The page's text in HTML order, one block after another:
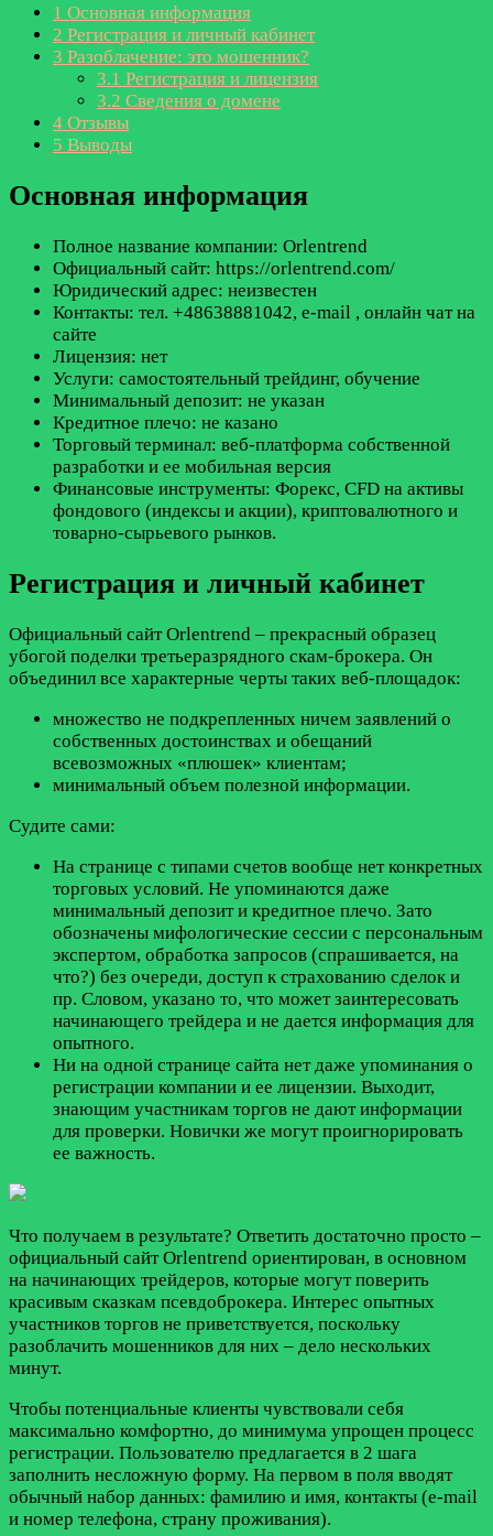
1 Основная информация
2 Регистрация и личный кабинет
3 Разоблачение: это мошенник?
3.1 Регистрация и лицензия
3.2 Сведения о домене
4 Отзывы
5 Выводы
Основная информация
Полное название компании: Orlentrend
Официальный сайт: https://orlentrend.com/
Юридический адрес: неизвестен
Контакты: тел. +48638881042, e-mail , онлайн чат на
сайте
Лицензия: нет
Услуги: самостоятельный трейдинг, обучение
Минимальный депозит: не указан
Кредитное плечо: не казано
Торговый терминал: веб-платформа собственной
разработки и ее мобильная версия
Финансовые инструменты: Форекс, CFD на активы
фондового (индексы и акции), криптовалютного и
товарно-сырьевого рынков.
Регистрация и личный кабинет
Официальный сайт Orlentrend – прекрасный образец
убогой поделки третьеразрядного скам-брокера. Он
объединил все характерные черты таких веб-площадок:
множество не подкрепленных ничем заявлений о
собственных достоинствах и обещаний
всевозможных «плюшек» клиентам;
минимальный объем полезной информации.
Судите сами:
На странице с типами счетов вообще нет конкретных
торговых условий. Не упоминаются даже
минимальный депозит и кредитное плечо. Зато
обозначены мифологические сессии с персональным
экспертом, обработка запросов (спрашивается, на
что?) без очереди, доступ к страхованию сделок и
пр. Словом, указано то, что может заинтересовать
начинающего трейдера и не дается информация для
опытного.
Ни на одной странице сайта нет даже упоминания о
регистрации компании и ее лицензии. Выходит,
знающим участникам торгов не дают информации
для проверки. Новички же могут проигнорировать
ее важность.
Что получаем в результате? Ответить достаточно просто –
официальный сайт Orlentrend ориентирован, в основном
на начинающих трейдеров, которые могут поверить
красивым сказкам псевдоброкера. Интерес опытных
участников торгов не приветствуется, поскольку
разоблачить мошенников для них – дело нескольких
минут.
Чтобы потенциальные клиенты чувствовали себя
максимально комфортно, до минимума упрощен процесс
регистрации. Пользователю предлагается в 2 шага
заполнить несложную форму. На первом в поля вводят
обычный набор данных: фамилию и имя, контакты (e-mail
и номер телефона, страну проживания).